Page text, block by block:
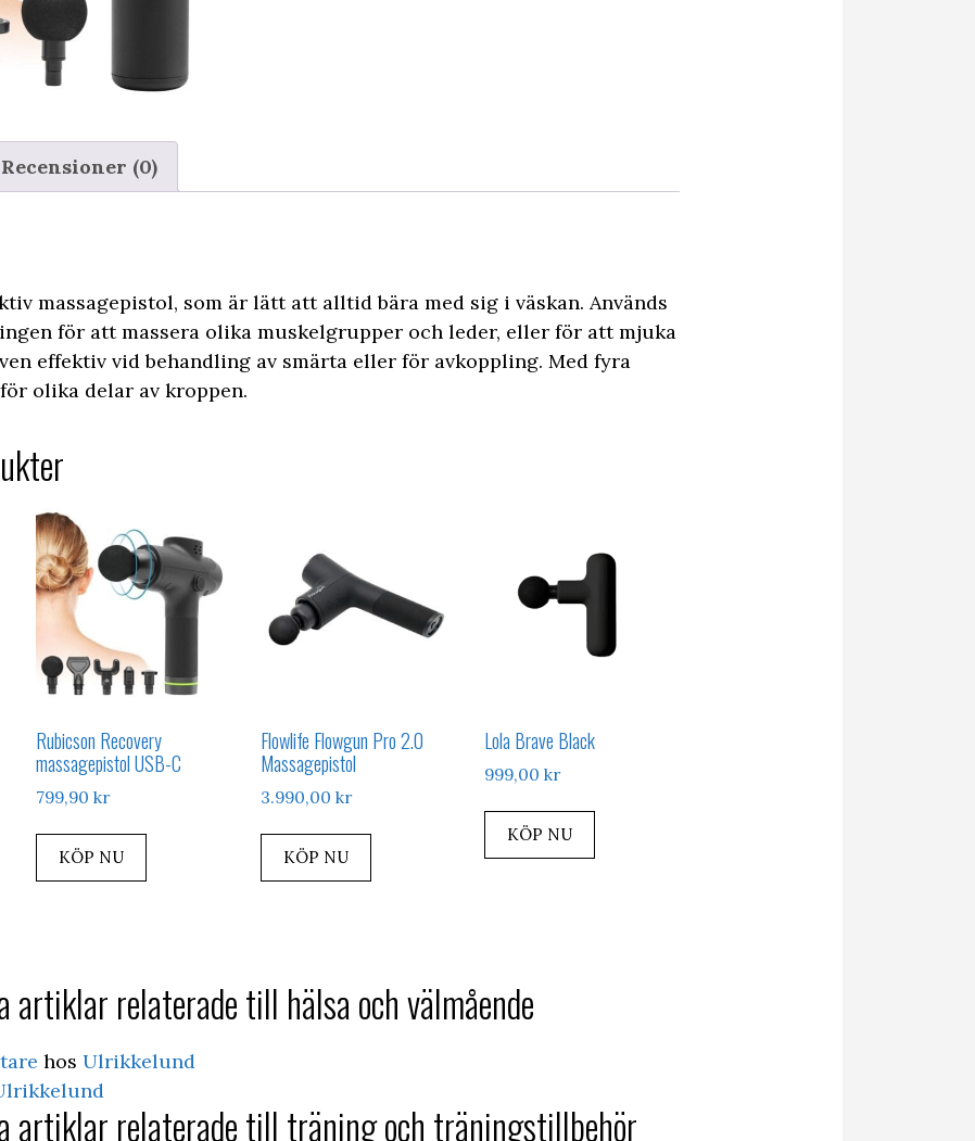
Recensioner (0)
massagepistol, som är lätt att alltid bära med sig i väskan. Används
för att massera olika muskelgrupper och leder, eller för att mjuka
effektiv vid behandling av smärta eller för avkoppling. Med fyra
olika delar av kroppen.
Rubicson Recovery
massagepistol USB-C
799,90 kr
KÖP NU
Flowlife Flowgun Pro 2.0
Massagepistol
3.990,00 kr
KÖP NU
Lola Brave Black
999,00kr
KÖP NU
artiklar relaterade till hälsa och välmående
hos Ulrikkelund
artiklar relaterade till träning och träningstillbehör